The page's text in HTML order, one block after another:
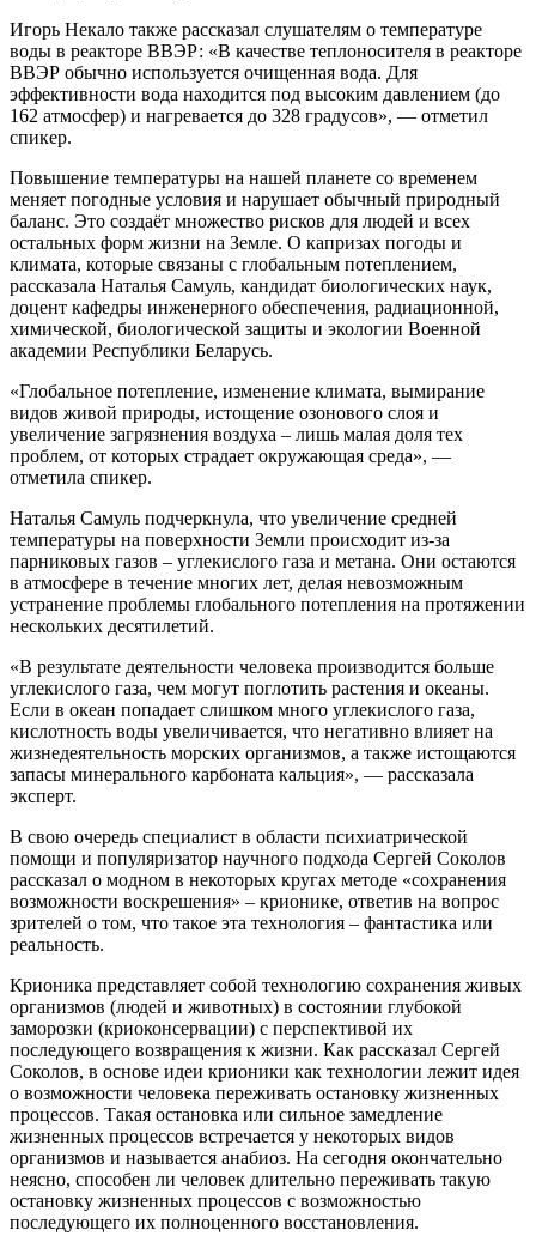
Игорь Некало также рассказал слушателям о температуре
воды в реакторе ВВЭР: «В качестве теплоносителя в реакторе
ВВЭР обычно используется очищенная вода. Для
эффективности вода находится под высоким давлением (до
162 атмосфер) и нагревается до 328 градусов», — отметил
спикер.
Повышение температуры на нашей планете со временем
меняет погодные условия и нарушает обычный природный
баланс. Это создаёт множество рисков для людей и всех
остальных форм жизни на Земле. О капризах погоды и
климата, которые связаны с глобальным потеплением,
рассказала Наталья Самуль, кандидат биологических наук,
доцент кафедры инженерного обеспечения, радиационной,
химической, биологической защиты и экологии Военной
академии Республики Беларусь.
«Глобальное потепление, изменение климата, вымирание
видов живой природы, истощение озонового слоя и
увеличение загрязнения воздуха – лишь малая доля тех
проблем, от которых страдает окружающая среда», —
отметила спикер.
Наталья Самуль подчеркнула, что увеличение средней
температуры на поверхности Земли происходит из-за
парниковых газов – углекислого газа и метана. Они остаются
в атмосфере в течение многих лет, делая невозможным
устранение проблемы глобального потепления на протяжении
нескольких десятилетий.
«В результате деятельности человека производится больше
углекислого газа, чем могут поглотить растения и океаны.
Если в океан попадает слишком много углекислого газа,
кислотность воды увеличивается, что негативно влияет на
жизнедеятельность морских организмов, а также истощаются
запасы минерального карбоната кальция», — рассказала
эксперт.
В свою очередь специалист в области психиатрической
помощи и популяризатор научного подхода Сергей Соколов
рассказал о модном в некоторых кругах методе «сохранения
возможности воскрешения» – крионике, ответив на вопрос
зрителей о том, что такое эта технология – фантастика или
реальность.
Крионика представляет собой технологию сохранения живых
организмов (людей и животных) в состоянии глубокой
заморозки (криоконсервации) с перспективой их
последующего возвращения к жизни. Как рассказал Сергей
Соколов, в основе идеи крионики как технологии лежит идея
о возможности человека переживать остановку жизненных
процессов. Такая остановка или сильное замедление
жизненных процессов встречается у некоторых видов
организмов и называется анабиоз. На сегодня окончательно
неясно, способен ли человек длительно переживать такую
остановку жизненных процессов с возможностью
последующего их полноценного восстановления.